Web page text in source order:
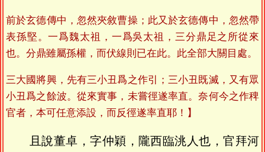
前於玄德傳中，忽然夾敘曹操；此又於玄德傳中，忽然帶
表孫堅。一爲魏太祖，一爲吳太祖，三分鼎足之所從來
也。分鼎雖屬孫權，而伏線則已在此。此全部大關目處。
三大國將興，先有三小丑爲之作引；三小丑既滅，又有眾
小丑爲之餘波。從來實事，未嘗徑遂率直。奈何今之作稗
官者，本可任意添設，而反徑遂率直耶！】
且說董卓，字仲穎，隴西臨洮人也，官拜河